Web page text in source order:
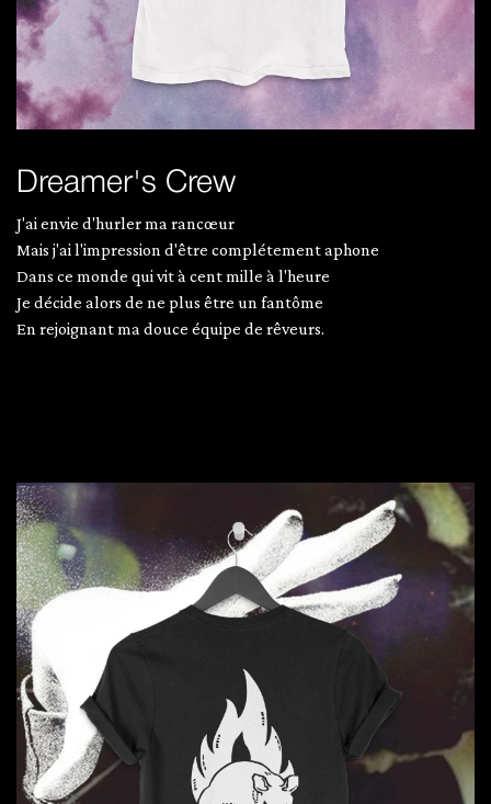
Dreamer's Crew
J'ai envie d'hurler ma rancœur
Mais j'ai l'impression d'être complétement aphone
Dans ce monde qui vit à cent mille à l'heure
Je décide alors de ne plus être un fantôme
En rejoignant ma douce équipe de rêveurs.